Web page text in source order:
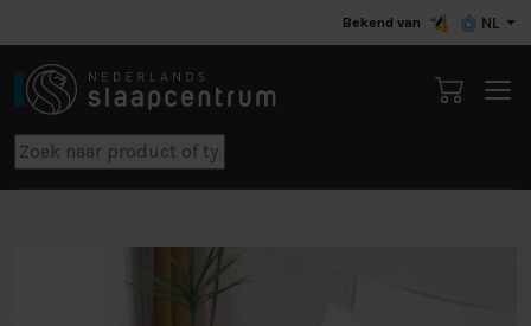
Bekend van NL